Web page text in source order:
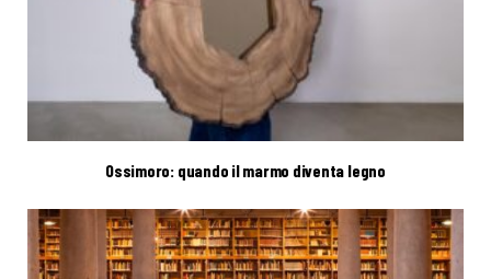
Ossimoro: quando il marmo diventa legno